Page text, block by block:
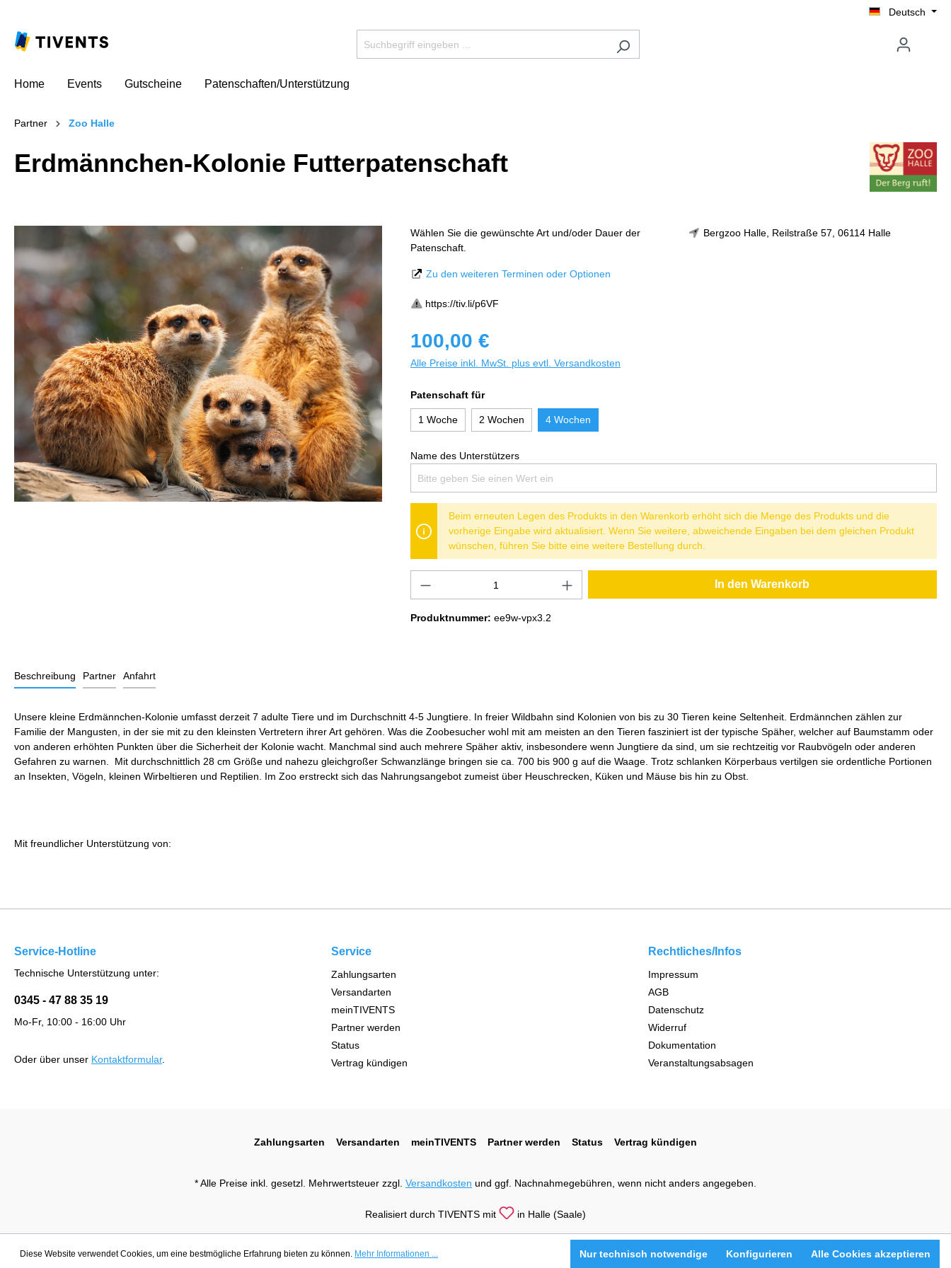
Deutsch
Home Events Gutscheine Patenschaften/Unterstützung
Partner Zoo Halle
Erdmännchen-Kolonie Futterpatenschaft
Wählen Sie die gewünschte Art und/oder Dauer der
Patenschaft.
Bergzoo Halle, Reilstraße 57, 06114 Halle
Zu den weiteren Terminen oder Optionen
https://tiv.li/p6VF
100,00 €
Alle Preise inkl. MwSt. plus evtl. Versandkosten
Patenschaft für
1 Woche 2 Wochen 4 Wochen
Name des Unterstützers
Beim erneuten Legen des Produkts in den Warenkorb erhöht sich die Menge des Produkts und die
vorherige Eingabe wird aktualisiert. Wenn Sie weitere, abweichende Eingaben bei dem gleichen Produkt
wünschen, führen Sie bitte eine weitere Bestellung durch.
In den Warenkorb
Produktnummer: ee9w-vpx3.2
Beschreibung Partner Anfahrt
Unsere kleine Erdmännchen-Kolonie umfasst derzeit 7 adulte Tiere und im Durchschnitt 4-5 Jungtiere. In freier Wildbahn sind Kolonien von bis zu 30 Tieren keine Seltenheit. Erdmännchen zählen zur
Familie der Mangusten, in der sie mit zu den kleinsten Vertretern ihrer Art gehören. Was die Zoobesucher wohl mit am meisten an den Tieren fasziniert ist der typische Späher, welcher auf Baumstamm oder
von anderen erhöhten Punkten über die Sicherheit der Kolonie wacht. Manchmal sind auch mehrere Späher aktiv, insbesondere wenn Jungtiere da sind, um sie rechtzeitig vor Raubvögeln oder anderen
Gefahren zu warnen. Mit durchschnittlich 28 cm Größe und nahezu gleichgroßer Schwanzlänge bringen sie ca. 700 bis 900 g auf die Waage. Trotz schlanken Körperbaus vertilgen sie ordentliche Portionen
an Insekten, Vögeln, kleinen Wirbeltieren und Reptilien. Im Zoo erstreckt sich das Nahrungsangebot zumeist über Heuschrecken, Küken und Mäuse bis hin zu Obst.
Mit freundlicher Unterstützung von:
Service-Hotline
Technische Unterstützung unter:
0345 - 47 88 35 19
Mo-Fr, 10:00 - 16:00 Uhr
Oder über unser Kontaktformular.
Service
Zahlungsarten
Versandarten
meinTIVENTS
Partner werden
Status
Vertrag kündigen
Rechtliches/Infos
Impressum
AGB
Datenschutz
Widerruf
Dokumentation
Veranstaltungsabsagen
Zahlungsarten Versandarten meinTIVENTS Partner werden Status Vertrag kündigen
* Alle Preise inkl. gesetzl. Mehrwertsteuer zzgl. Versandkosten und ggf. Nachnahmegebühren, wenn nicht anders angegeben.
Realisiert durch TIVENTS mit in Halle (Saale)
Diese Website verwendet Cookies, um eine bestmögliche Erfahrung bieten zu können. Mehr Informationen ... Nur technisch notwendige Konfigurieren Alle Cookies akzeptieren